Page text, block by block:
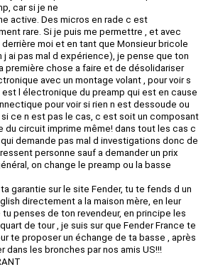
car si je ne
active. Des micros en rade c est
rare. Si je puis me permettre , et avec
moi et en tant que Monsieur bricole
ai pas mal d expérience), je pense que ton
première chose a faire et de désolidariser
avec un montage volant , pour voir s
l électronique du preamp qui est en cause
pour voir si rien n est dessoude ou
ce n est pas le cas, c est soit un composant
du circuit imprime même! dans tout les cas c
demande pas mal d investigations donc de
personne sauf a demander un prix
on change le preamp ou la basse
garantie sur le site Fender, tu te fends d un
directement a la maison mère, en leur
penses de ton revendeur, en principe les
de tour , je suis sur que Fender France te
te proposer un échange de ta basse , après
dans les bronches par nos amis US!!!